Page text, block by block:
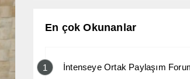
En çok Okunanlar
1 İntenseye Ortak Paylaşım